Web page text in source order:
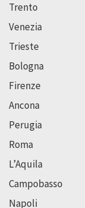
Trento
Venezia
Trieste
Bologna
Firenze
Ancona
Perugia
Roma
L’Aquila
Campobasso
Napoli